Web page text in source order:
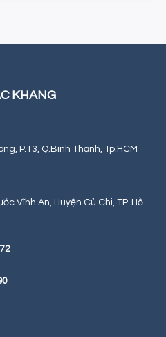
KHANG
P.13, Q.Bình Thạnh, Tp.HCM
Vĩnh An, Huyện Củ Chi, TP. Hồ